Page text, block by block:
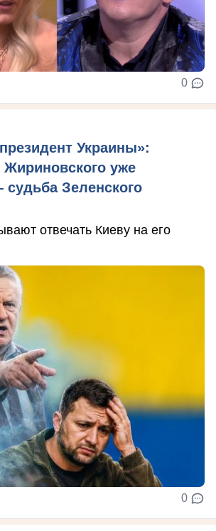
0
Украины»:
Жириновского уже
Зеленского
отвечать Киеву на его
0